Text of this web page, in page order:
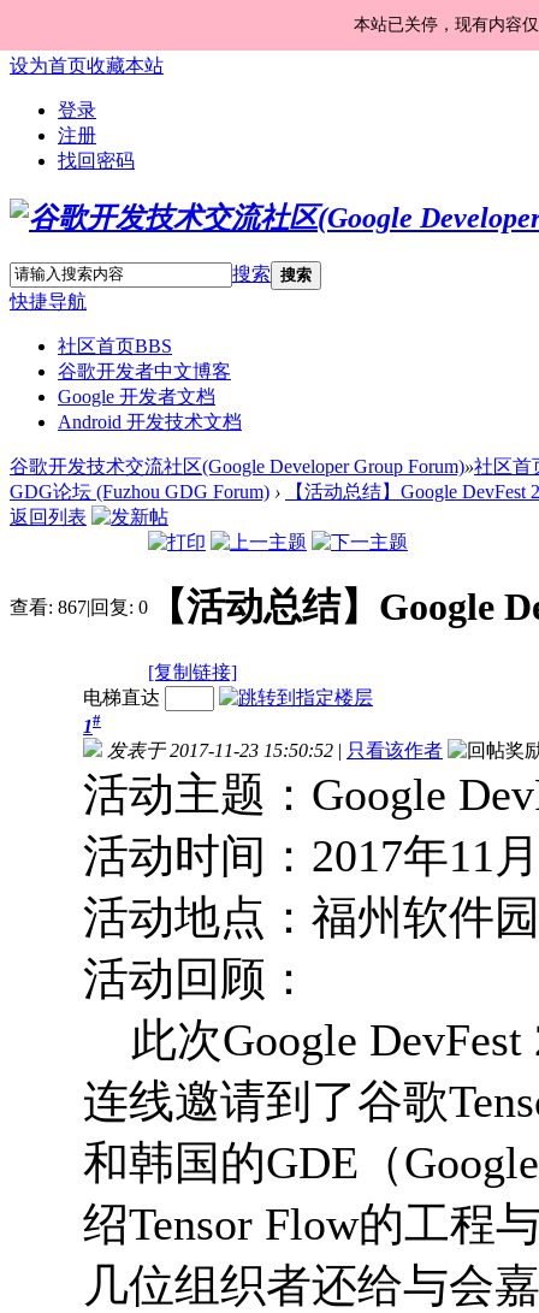
本站已关停，现有内容
设为首页收藏本站
登录
注册
找回密码
搜索 搜索
快捷导航
社区首页BBS
谷歌开发者中文博客
Google 开发者文档
Android 开发技术文档
谷歌开发技术交流社区(Google Developer Group Forum)»社区首
GDG论坛 (Fuzhou GDG Forum) ›
【活动总结】Google DevFest
返回列表
查看: 867|回复: 0 【活动总结】Google
[复制链接]
电梯直达
1#
发表于 2017-11-23 15:50:52 | 只看该作者
活动主题：Google
活动时间：2017年11
活动地点：福州软件
活动回顾：
此次Google
连线邀请到了谷歌
和韩国的GDE（
绍Tensor Flow的工程
几位组织者还给与会